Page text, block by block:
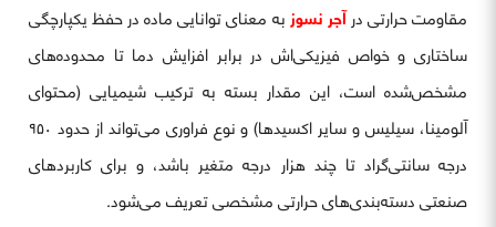
مقاومت حرارتی درآجر نسوزبه معنای توانایی ماده در حفظ یکپارچگی
ساختاری و خواص فیزیکی‌اش در برابر افزایش دما تا محدوده‌های
مشخص‌شده است، این مقدار بسته به ترکیب شیمیایی (محتوای
آلومینا، سیلیس و سایر اکسیدها) و نوع فراوری می‌تواند از حدود ۹۵۰
درجه سانتی‌گراد تا چند هزار درجه متغیر باشد، و برای کاربردهای
صنعتی دسته‌بندی‌های حرارتی مشخصی تعریف می‌شود.